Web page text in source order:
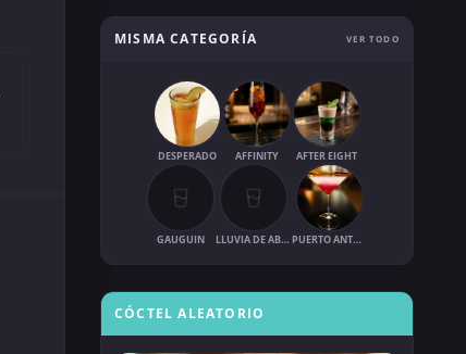
MISMA CATEGORÍA VER TODO
DESPERADO AFFINITY AFTER EIGHT
GAUGUIN LLUVIA DE ABRIL PUERTO ANTONIO
CÓCTEL ALEATORIO